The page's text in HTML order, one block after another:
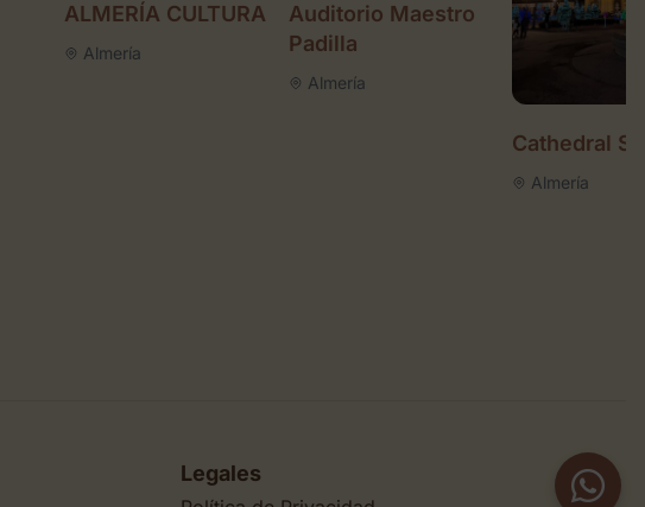
ALMERÍA CULTURA
Almería
Auditorio Maestro
Padilla
Almería
Cathedral
Almería
Legales